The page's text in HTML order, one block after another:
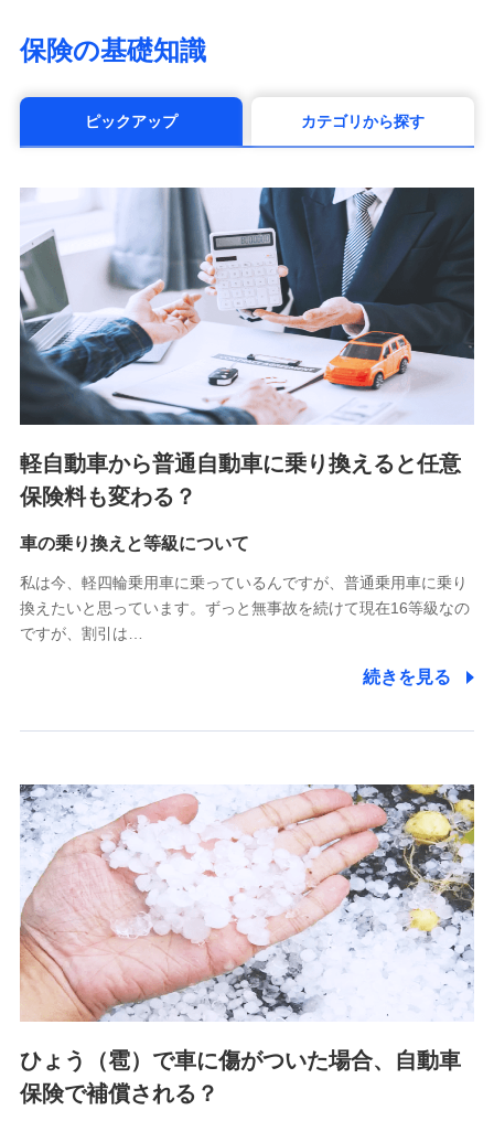
マニュライフ生命保険株式会社
（https://www.manulife.co.jp/）
（https://www.msa-life.co.jp/）
メットライフ生命株式会社(https://www.metlife.co.jp/)
■少額短期保険
株式会社アシロ少額短期保険 (https://kailash.co.jp/)
SBIいきいき少額短期保険会社 (https://www.i-
sedai.com/)
SBIペット少額短期保険株式会社 (https://www.sbipet-
ssi.co.jp/)
SBIリスタ少額短期保険会社
(https://www.jishin.co.jp/)
スマートプラス少額短期保険株式会社
チューリッヒ少額短期保険株式会社
(https://www.zurichssi.co.jp/)
(https://www.tokiomarine-x.co.jp/)
(https://pshoken.co.jp/)
リトルファミリー少額短期保険株式会社
(https://www.littlefamily-ssi.com/)
郵便、電話、およびＥメール等により、当社と取引のあるも
た維持管理等の委託業務遂行のため、またそれらに付帯、関
連する当社および提携会社のサービスを案内、提供するため
（なお、当社は複数の保険会社と取引があり、取得した個人
情報を取引のある他の保険会社の商品・サービスをご提案す
るために利用させていただくことがあります。）
上記に係る連絡・手続き・管理等付帯業務を行うため
3.セミナー募集サイトから取得した個人情報
各種セミナーの案内、開催のため
上記に係る連絡・手続き・管理等付帯業務を行うため
4.家族・友達紹介にて取得した個人情報
被紹介者への連絡、及び当社と取引のあるもしくは委託を受
けている保険会社・提携会社の保険その他に関する情報を提
保険の基礎知識
ピックアップ カテゴリから探す
軽自動車から普通自動車に乗り換えると任意
保険料も変わる？
車の乗り換えと等級について
私は今、軽四輪乗用車に乗っているんですが、普通乗用車に乗り
換えたいと思っています。ずっと無事故を続けて現在16等級なの
ですが、割引は…
続きを見る
ひょう（雹）で車に傷がついた場合、自動車
保険で補償される？